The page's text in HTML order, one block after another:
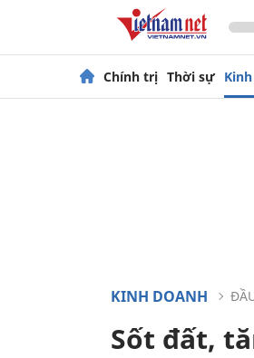
Chính trị Thời sự
KINH DOANH
Sốt đất,